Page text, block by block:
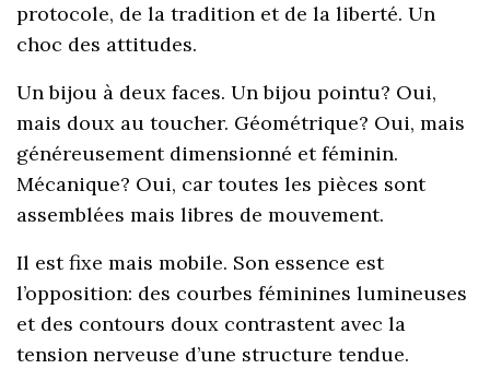
protocole, de la tradition et de la liberté. Un
choc des attitudes.
Un bijou à deux faces. Un bijou pointu? Oui,
mais doux au toucher. Géométrique? Oui, mais
généreusement dimensionné et féminin.
Mécanique? Oui, car toutes les pièces sont
assemblées mais libres de mouvement.
Il est fixe mais mobile. Son essence est
l’opposition: des courbes féminines lumineuses
et des contours doux contrastent avec la
tension nerveuse d’une structure tendue.